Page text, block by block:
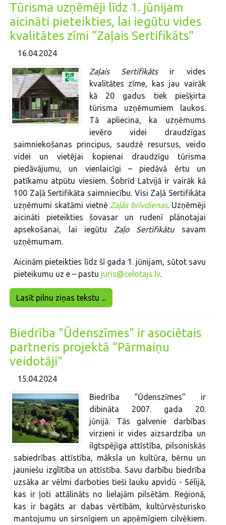
Tūrisma uzņēmēji līdz 1. jūnijam
aicināti pieteikties, lai iegūtu vides
kvalitātes zīmi “Zaļais Sertifikāts”
16.04.2024
Zaļais Sertifikātsir vides
kvalitātes zīme, kas jau vairāk
kā 20 gadus tiek piešķirta
tūrisma uzņēmumiem laukos.
Tā apliecina, ka uzņēmums
ievēro videi draudzīgas
saimniekošanas principus, saudzē resursus, veido
videi un vietējai kopienai draudzīgu tūrisma
piedāvājumu, un vienlaicīgi – piedāvā ērtu un
patīkamu atpūtu viesiem. Šobrīd Latvijā ir vairāk kā
100 Zaļā Sertifikāta saimniecību. Visi Zaļā Sertifikāta
uzņēmumi skatāmi vietnē Zaļās brīvdienas. Uzņēmēji
aicināti pieteikties šovasar un rudenī plānotajai
apsekošanai, lai iegūtu Zaļo Sertifikātusavam
uzņēmumam.
Aicinām pieteikties līdz šī gada 1. jūnijam, sūtot savu
pieteikumu uz e – pastu juris@celotajs.lv.
Lasīt pilnu ziņas tekstu ...
Biedrība "Ūdenszīmes" ir asociētais
partneris projektā "Pārmaiņu
veidotāji"
15.04.2024
Biedrība “Ūdenszīmes” ir
dibināta 2007. gada 20.
jūnijā. Tās galvenie darbības
virzieni ir vides aizsardzība un
ilgtspējīga attīstība, pilsoniskās
sabiedrības attīstība, māksla un kultūra, bērnu un
jauniešu izglītība un attīstība. Savu darbību biedrība
uzsāka ar vēlmi darboties tieši lauku apvidū - Sēlijā,
kas ir ļoti attālināts no lielajām pilsētām. Reģionā,
kas ir bagāts ar dabas vērtībām, kultūrvēsturisko
mantojumu un sirsnīgiem un apņēmīgiem cilvēkiem.